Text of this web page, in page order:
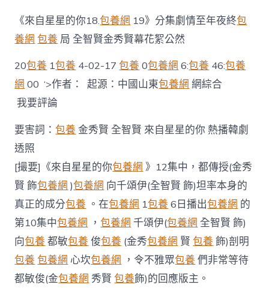
星
星
18.19》
喜
包
分
集
情
至
年
夜
終
局
全
智
賢
金
秀
《來自星星的你18.包養網 19》分集劇情至年夜終包
養網 包養 局 全智賢金秀賢幕花絮公然
20包養 1包養 4-02-17包養 0包養網 6:包養 46:包養
網 00 ‘>作者： 起源：中國山東包養網 網綜合
我要評論
要害詞：包養 金秀賢 全智賢 來自星星的你 熱播韓劇
透照
[撮要]《來自星星的你包養網 》12集中，都傳授(金秀
賢 飾包養網 )包養網 向千頌伊(全智賢 飾)坦率本身的
真正的成分包養 。在包養網 1包養 6日播出包養網 的
第10集中包養網 ，包養網 千頌伊(包養網 全智賢 飾)
向包養 都敏包養 俊包養 (金秀包養網 賢包養 飾)剖明
包養 包養網 心坎包養網 ，令不雅眾包養 們非常等待
都敏俊(金包養網 秀賢包養飾)的回應版主。